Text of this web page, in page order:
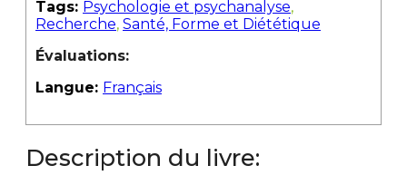
Tags: Psychologie et psychanalyse,
Recherche, Santé, Forme et Diététique
Évaluations:
Langue: Français
Description du livre: